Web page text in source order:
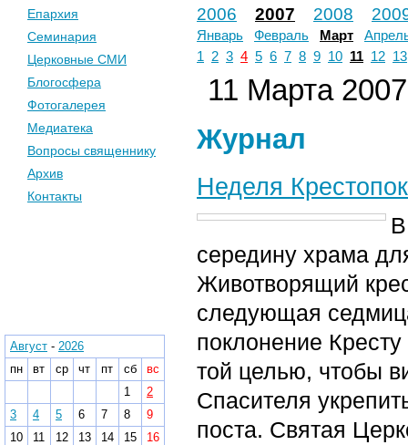
2006 2007 2008
Январь Февраль Март
1
2 3 4 5 6 7 8 9 10 11 12 13
11 Марта 2007
Журнал
Неделя
середину храма
Животворящий
следующая
поклонение
той целью, чтобы
Спасителя
поста. Святая
Епархия
Семинария
Церковные СМИ
Блогосфера
Фотогалерея
Медиатека
Вопросы священнику
Архив
Контакты
Август - 2026
пн
вт ср чт пт сб
вс
1
2
3
4 5 6 7 8
9
10
11 12 13 14 15
16